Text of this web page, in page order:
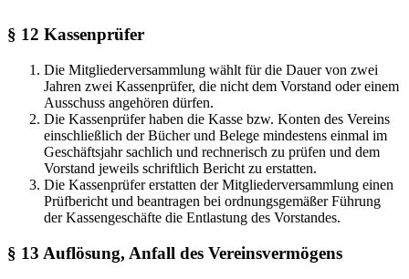
§ 12 Kassenprüfer
Die Mitgliederversammlung wählt für die Dauer von zwei
Jahren zwei Kassenprüfer, die nicht dem Vorstand oder einem
Ausschuss angehören dürfen.
Die Kassenprüfer haben die Kasse bzw. Konten des Vereins
einschließlich der Bücher und Belege mindestens einmal im
Geschäftsjahr sachlich und rechnerisch zu prüfen und dem
Vorstand jeweils schriftlich Bericht zu erstatten.
Die Kassenprüfer erstatten der Mitgliederversammlung einen
Prüfbericht und beantragen bei ordnungsgemäßer Führung
der Kassengeschäfte die Entlastung des Vorstandes.
§ 13 Auflösung, Anfall des Vereinsvermögens